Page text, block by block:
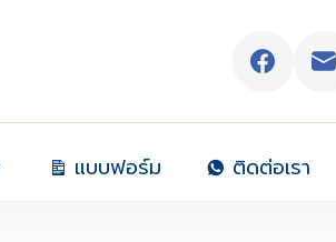
แบบฟอร์ม ติดต่อเรา